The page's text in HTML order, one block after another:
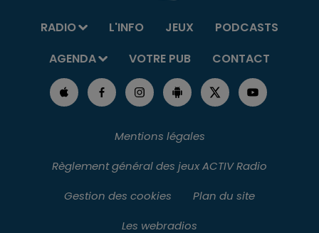
RADIO L'INFO JEUX
PODCASTS
AGENDA
VOTRE PUB CONTACT
Mentions légales
Règlement général des jeux ACTIV Radio
Gestion des cookies
Plan du site
Les webradios